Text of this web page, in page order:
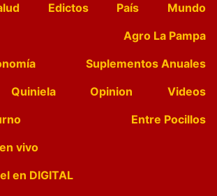
Edictos País
Mundo
Agro La Pampa
Suplementos Anuales
Quiniela Opinion
Videos
Entre Pocillos
vivo
en DIGITAL